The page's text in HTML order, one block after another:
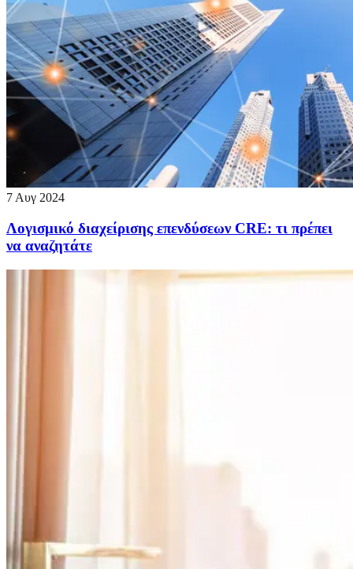
7 Αυγ 2024
Λογισμικό διαχείρισης επενδύσεων CRE: τι πρέπει
να αναζητάτε